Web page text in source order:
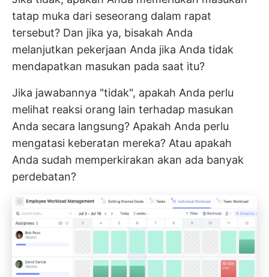
tatap muka dari seseorang dalam rapat
tersebut? Dan jika ya, bisakah Anda
melanjutkan pekerjaan Anda jika Anda tidak
mendapatkan masukan pada saat itu?
Jika jawabannya "tidak", apakah Anda perlu
melihat reaksi orang lain terhadap masukan
Anda secara langsung? Apakah Anda perlu
mengatasi keberatan mereka? Atau apakah
Anda sudah memperkirakan akan ada banyak
perdebatan?